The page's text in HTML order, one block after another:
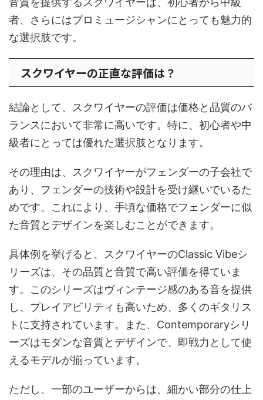
者、さらにはプロミュージシャンにとっても魅力的
な選択肢です。
スクワイヤーの正直な評価は？
結論として、スクワイヤーの評価は価格と品質のバ
ランスにおいて非常に高いです。特に、初心者や中
級者にとっては優れた選択肢となります。
その理由は、スクワイヤーがフェンダーの子会社で
あり、フェンダーの技術や設計を受け継いでいるた
めです。これにより、手頃な価格でフェンダーに似
た音質とデザインを楽しむことができます。
具体例を挙げると、スクワイヤーのClassic Vibeシ
リーズは、その品質と音質で高い評価を得ていま
す。このシリーズはヴィンテージ感のある音を提供
し、プレイアビリティも高いため、多くのギタリス
トに支持されています。また、Contemporaryシリ
ーズはモダンな音質とデザインで、即戦力として使
えるモデルが揃っています。
ただし、一部のユーザーからは、細かい部分の仕上